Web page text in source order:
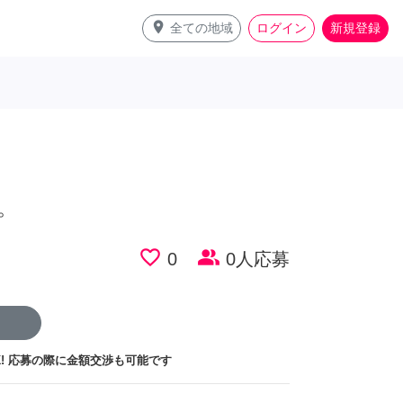
place 全ての地域 ログイン 新規登録
favorite_border 0 people_alt 0人応募
応募の際に金額交渉も可能です